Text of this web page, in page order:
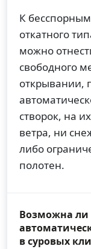
К
откатного
можно
свободного
открывании,
створок, на
ветра, ни
либо
полотен.
Возможна ли
в суровых